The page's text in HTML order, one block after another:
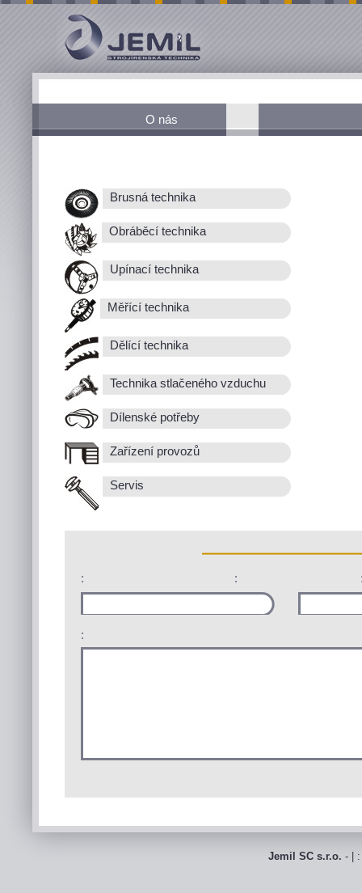
O nás
Brusná technika
Obráběcí technika
Upínací technika
Měřící technika
Dělící technika
Technika stlačeného vzduchu
Dílenské potřeby
Zařízení provozů
Servis
: :
:
Jemil SC s.r.o. - |